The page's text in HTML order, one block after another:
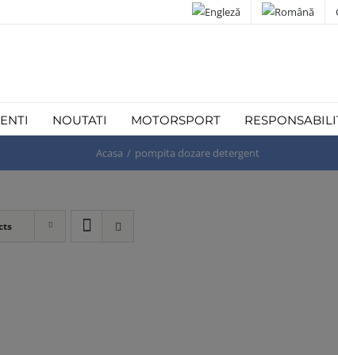
NOUTATI MOTORSPORT
Acasa pompita dozare detergent